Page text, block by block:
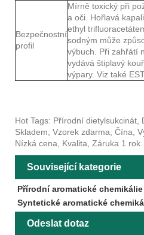
Bezpečnostní
profil
Mírně toxický při
a oči. Hořlavá
ethyl
sodným může
výbuch. Při zahřátí
vydává štiplavý
výpary. Viz také
Hot Tags: Přírodní dietylsukcinát,
Skladem, Vzorek zdarma, Čína,
Nízká cena, Kvalita, Záruka 1 rok
Související kategorie
Přírodní aromatické chemikálie
Syntetické aromatické
Odeslat dotaz